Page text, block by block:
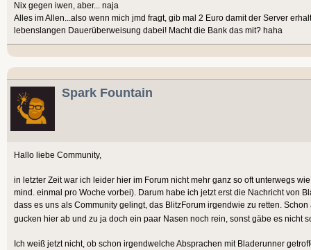
Nix gegen iwen, aber... naja
Alles im Allen...also wenn mich jmd fragt, gib mal 2 Euro damit der Server
lebenslangen Dauerüberweisung dabei! Macht die Bank das mit? haha
Spark Fountain
Hallo liebe Community,
in letzter Zeit war ich leider hier im Forum nicht mehr ganz so oft unterwegs
mind. einmal pro Woche vorbei). Darum habe ich jetzt erst die Nachricht von
dass es uns als Community gelingt, das BlitzForum irgendwie zu retten.
gucken hier ab und zu ja doch ein paar Nasen noch rein, sonst gäbe es nicht
Ich weiß jetzt nicht, ob schon irgendwelche Absprachen mit Bladerunner